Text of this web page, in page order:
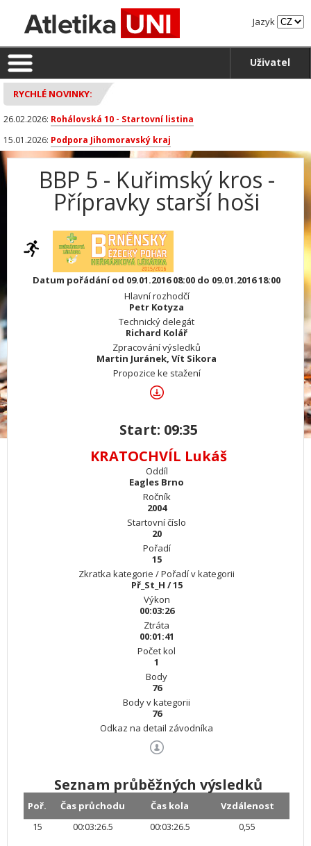
Jazyk
Uživatel
RYCHLÉ NOVINKY:
26.02.2026: Rohálovská 10 - Startovní listina
15.01.2026: Podpora Jihomoravský kraj
BBP 5 - Kuřimský kros -
Přípravky starší hoši
Datum pořádání od 09.01.2016 08:00 do 09.01.2016 18:00
Hlavní rozhodčí
Petr Kotyza
Technický delegát
Richard Kolář
Zpracování výsledků
Martin Juránek, Vít Sikora
Propozice ke stažení
Start: 09:35
KRATOCHVÍL Lukáš
Oddíl
Eagles Brno
Ročník
2004
Startovní číslo
20
Pořadí
15
Zkratka kategorie / Pořadí v kategorii
Př_St_H / 15
Výkon
00:03:26
Ztráta
00:01:41
Počet kol
1
Body
76
Body v kategorii
76
Odkaz na detail závodníka
Seznam průběžných výsledků
Poř. Čas průchodu Čas kola
Vzdálenost
15
00:03:26.5 00:03:26.5 0,55